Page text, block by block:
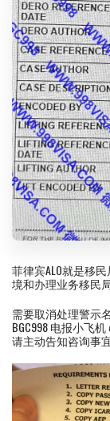
菲律宾ALO就是移
境和办理业务移民
需要取消处理警示
BGC998 电报小飞
请主动告知咨询事宜